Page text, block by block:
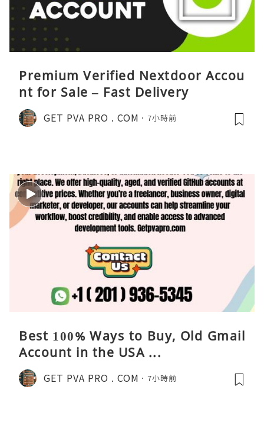
Premium Verified Nextdoor Accou
nt for Sale – Fast Delivery
GET PVA PRO . COM 7小時前
Best 100% Ways to Buy, Old Gmail
Account in the USA ...
GET PVA PRO . COM 7小時前